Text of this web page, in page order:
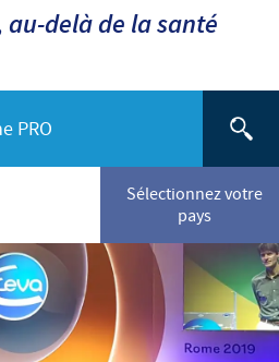
au-delà de la santé
PRO
Sélectionnez votre
pays